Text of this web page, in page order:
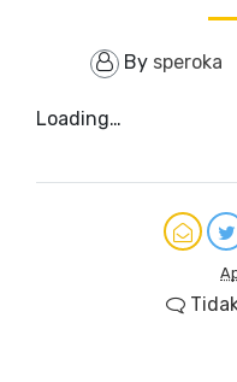
By speroka
Loading…